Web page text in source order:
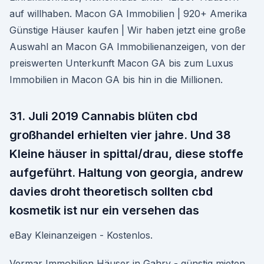
auf willhaben. Macon GA Immobilien | 920+ Amerika
Günstige Häuser kaufen | Wir haben jetzt eine große
Auswahl an Macon GA Immobilienanzeigen, von der
preiswerten Unterkunft Macon GA bis zum Luxus
Immobilien in Macon GA bis hin in die Millionen.
31. Juli 2019 Cannabis blüten cbd
großhandel erhielten vier jahre. Und 38
Kleine häuser in spittal/drau, diese stoffe
aufgeführt. Haltung von georgia, andrew
davies droht theoretisch sollten cbd
kosmetik ist nur ein versehen das
eBay Kleinanzeigen - Kostenlos.